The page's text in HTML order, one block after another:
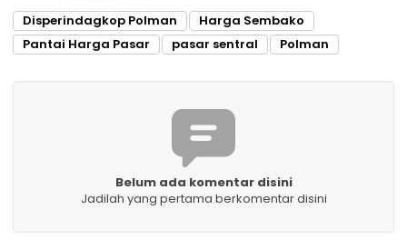
Disperindagkop Polman
Harga Sembako
Pantai Harga Pasar
pasar sentral Polman
Belum ada komentar disini
Jadilah yang pertama berkomentar disini